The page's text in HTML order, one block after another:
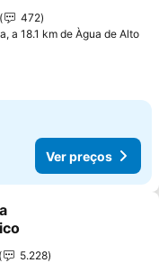
472
a 18.1 km de Àgua de Alto
Ver preços
aos favoritos
5.228